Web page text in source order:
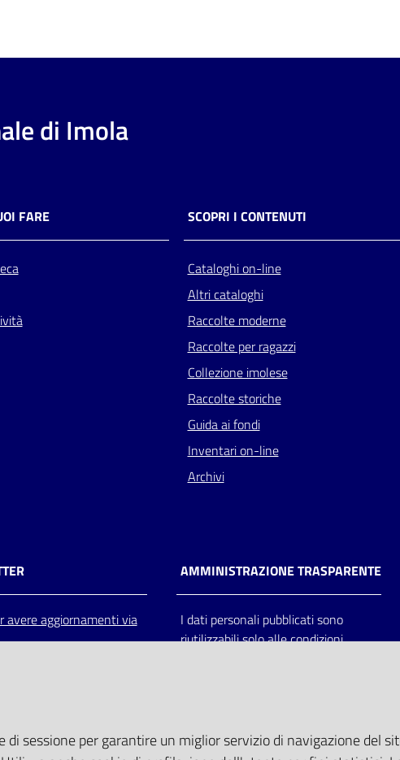
di Imola
FARE SCOPRI I CONTENUTI
Cataloghi on-line
Altri cataloghi
Raccolte moderne
Raccolte per ragazzi
Collezione imolese
Raccolte storiche
Guida ai fondi
Inventari on-line
Archivi
avere aggiornamenti via
AMMINISTRAZIONE TRASPARENTE
I dati personali pubblicati sono
riutilizzabili solo alle condizioni
sessione per garantire un miglior servizio di navigazione del